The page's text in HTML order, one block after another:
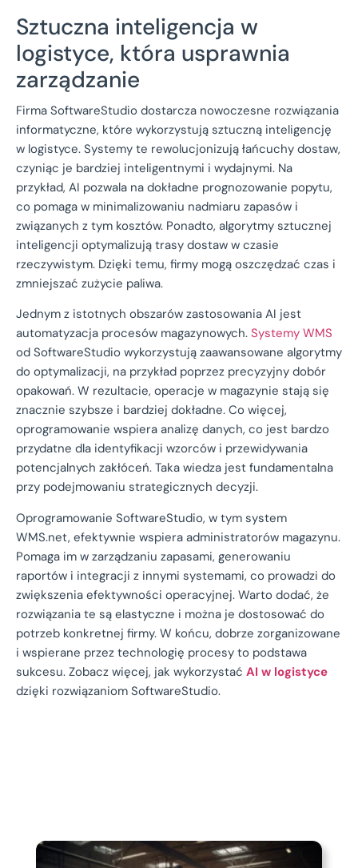
Sztuczna inteligencja w
logistyce, która usprawnia
zarządzanie
Firma SoftwareStudio dostarcza nowoczesne rozwiązania
informatyczne, które wykorzystują sztuczną inteligencję
w logistyce. Systemy te rewolucjonizują łańcuchy dostaw,
czyniąc je bardziej inteligentnymi i wydajnymi. Na
przykład, AI pozwala na dokładne prognozowanie popytu,
co pomaga w minimalizowaniu nadmiaru zapasów i
związanych z tym kosztów. Ponadto, algorytmy sztucznej
inteligencji optymalizują trasy dostaw w czasie
rzeczywistym. Dzięki temu, firmy mogą oszczędzać czas i
zmniejszać zużycie paliwa.
Jednym z istotnych obszarów zastosowania AI jest
automatyzacja procesów magazynowych. Systemy WMS
od SoftwareStudio wykorzystują zaawansowane algorytmy
do optymalizacji, na przykład poprzez precyzyjny dobór
opakowań. W rezultacie, operacje w magazynie stają się
znacznie szybsze i bardziej dokładne. Co więcej,
oprogramowanie wspiera analizę danych, co jest bardzo
przydatne dla identyfikacji wzorców i przewidywania
potencjalnych zakłóceń. Taka wiedza jest fundamentalna
przy podejmowaniu strategicznych decyzji.
Oprogramowanie SoftwareStudio, w tym system
WMS.net, efektywnie wspiera administratorów magazynu.
Pomaga im w zarządzaniu zapasami, generowaniu
raportów i integracji z innymi systemami, co prowadzi do
zwiększenia efektywności operacyjnej. Warto dodać, że
rozwiązania te są elastyczne i można je dostosować do
potrzeb konkretnej firmy. W końcu, dobrze zorganizowane
i wspierane przez technologię procesy to podstawa
sukcesu. Zobacz więcej, jak wykorzystać AI w logistyce
dzięki rozwiązaniom SoftwareStudio.